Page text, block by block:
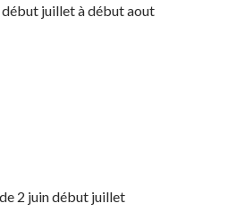
début juillet à début aout
2 juin début juillet